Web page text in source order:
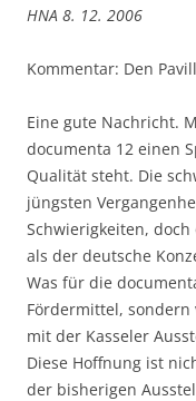
HNA 8. 12. 2006
Kommentar: Den
Eine gute Nachricht.
documenta 12 einen
Qualität steht. Die
jüngsten
Schwierigkeiten,
als der deutsche
Was für die
Fördermittel,
mit der Kasseler
Diese Hoffnung ist
der bisherigen